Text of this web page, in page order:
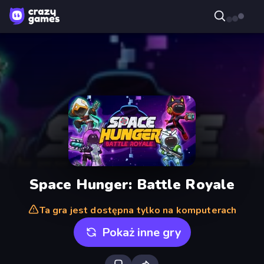
Space Hunger: Battle Royale
Ta gra jest dostępna tylko na komputerach
Pokaż inne gry